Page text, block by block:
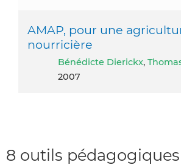
AMAP, pour une
nourricière
Bénédicte Dierickx,
2007
8 outils pédagogiques